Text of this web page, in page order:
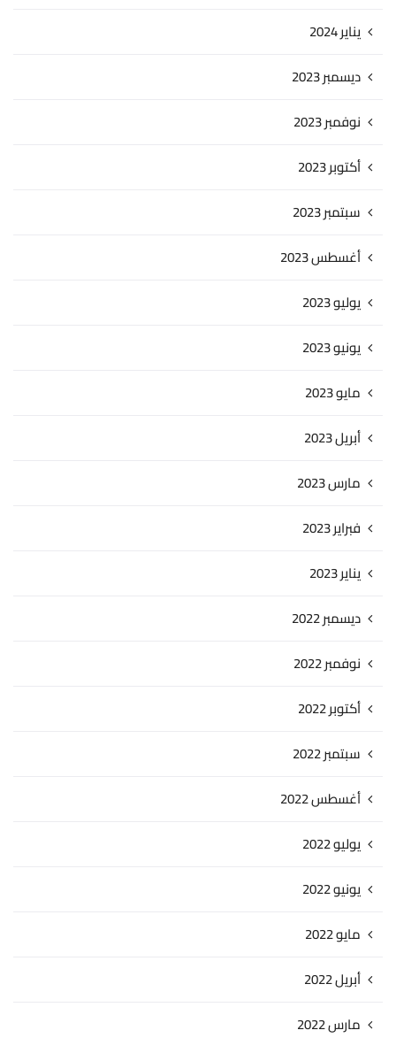
يناير 2024
ديسمبر 2023
نوفمبر 2023
أكتوبر 2023
سبتمبر 2023
أغسطس 2023
يوليو 2023
يونيو 2023
مايو 2023
أبريل 2023
مارس 2023
فبراير 2023
يناير 2023
ديسمبر 2022
نوفمبر 2022
أكتوبر 2022
سبتمبر 2022
أغسطس 2022
يوليو 2022
يونيو 2022
مايو 2022
أبريل 2022
مارس 2022